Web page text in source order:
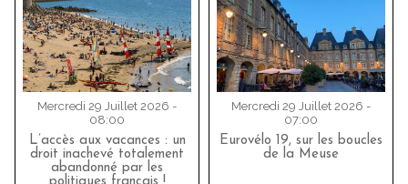
Mercredi 29 Juillet 2026 -
08:00
L’accès aux vacances : un
droit inachevé totalement
abandonné par les
Mercredi 29 Juillet 2026 -
07:00
Eurovélo 19, sur les boucles
de la Meuse